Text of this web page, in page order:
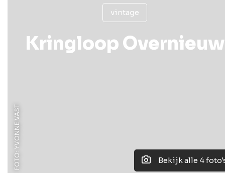
vintage
Kringloop Overnieuw
Bekijk alle 4
FOTO: YVONNE VAST